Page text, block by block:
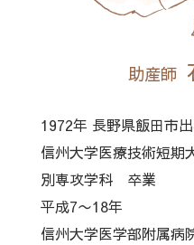
助産師
1972年 長野県飯田市
信州大学医療技術短期
別専攻学科 卒業
平成7〜18年
信州大学医学部附属病